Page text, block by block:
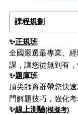
課程規劃
✨正規班
全國嚴選最專業、
課，讓您從無到有
✨題庫班
頂尖師資群帶您快
門解題技巧，強化
✨線上測驗(模擬考)